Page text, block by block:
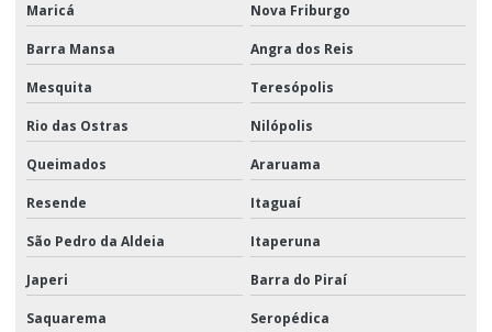
Maricá Nova Friburgo
Barra Mansa Angra dos Reis
Mesquita Teresópolis
Rio das Ostras Nilópolis
Queimados Araruama
Resende Itaguaí
São Pedro da Aldeia Itaperuna
Japeri Barra do Piraí
Saquarema Seropédica